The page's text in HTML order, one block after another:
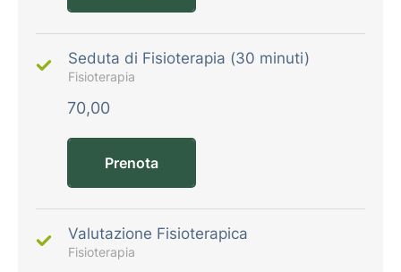
Seduta di Fisioterapia (30 minuti)
Fisioterapia
70,00
Prenota
Valutazione Fisioterapica
Fisioterapia